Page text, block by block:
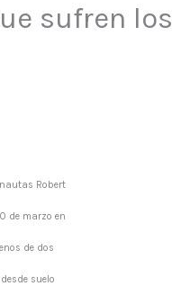
sufren los
Robert
de marzo en
de dos
suelo